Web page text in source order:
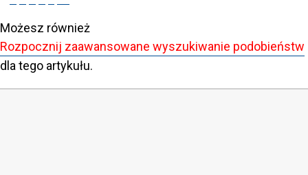
Możesz również
Rozpocznij zaawansowane wyszukiwanie podobieństw
dla tego artykułu.